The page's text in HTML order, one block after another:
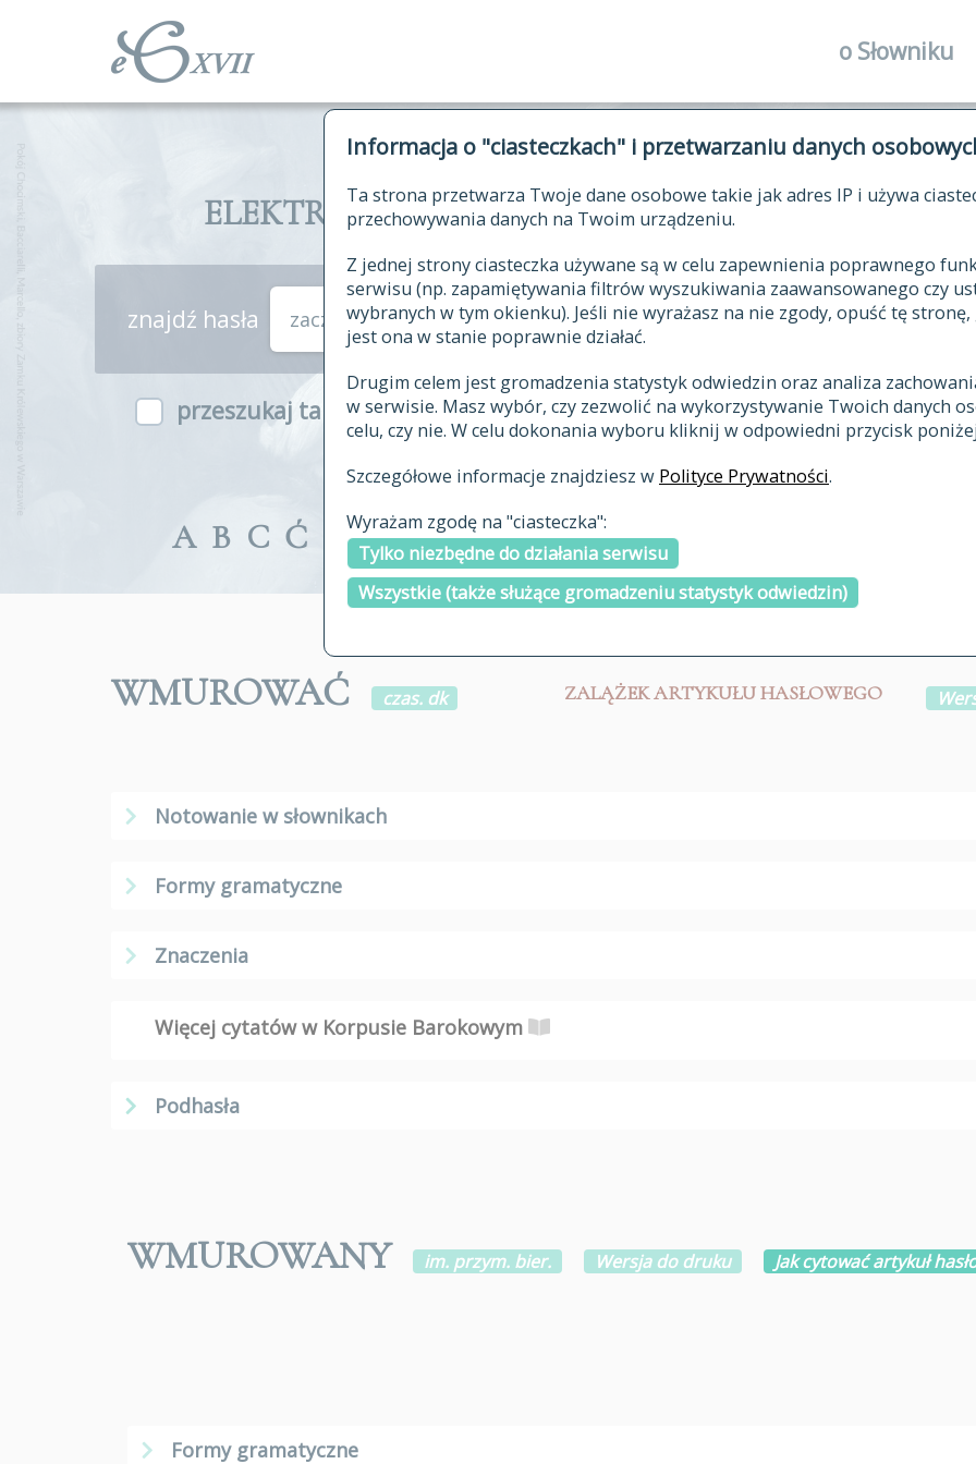
Informacja o "ciasteczkach" i przetwarzaniu danych
Ta strona przetwarza Twoje dane osobowe takie jak adres IP i używa
przechowywania danych na Twoim urządzeniu.
Z jednej strony ciasteczka używane są w celu zapewnienia poprawnego
serwisu (np. zapamiętywania filtrów wyszukiwania zaawansowanego czy
wybranych w tym okienku). Jeśli nie wyrażasz na nie zgody, opuść tę
jest ona w stanie poprawnie działać.
Drugim celem jest gromadzenia statystyk odwiedzin oraz analiza
w serwisie. Masz wybór, czy zezwolić na wykorzystywanie Twoich danych
celu, czy nie. W celu dokonania wyboru kliknij w odpowiedni przycisk
Szczegółowe informacje znajdziesz w Polityce Prywatności.
Wyrażam zgodę na "ciasteczka":
Tylko niezbędne do działania serwisu
Wszystkie (także służące gromadzeniu statystyk odwiedzin)
o Słowniku
historia
publikacje
autorzy
zasady
najnowsze
ostatnio
ELEKTRONICZNY SŁOWNIK JĘZYKA
znajdź hasła zaczynające się od
przeszukaj także hasła w indeksie
A B C Ć E F G H I J K L Ł M
WMUROWAĆ czas. dk ZALĄŻEK ARTYKUŁU HASŁOWEGO
Notowanie w słownikach
Formy gramatyczne
Znaczenia
Więcej cytatów w Korpusie Barokowym
Podhasła
WMUROWANY im. przym. bier. Wersja do druku Jak cytować artykuł
Formy gramatyczne